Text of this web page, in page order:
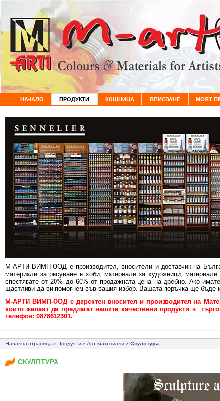
НАЧАЛО ПРОДУКТИ КОШНИЦА ВПИСВАНЕ МОЯТ
М-АРТИ ВИМП-ООД e производител, вносители и доставчик на
материали за рисуване и хоби, материали за художници,
спестявате от 20% до 60% от продажната цена на дребно. Ако
щастливи да ви помогнем във вашия избор. Вашата поръчка ще бъде
М-АРТИ ВИМП-ООД е директен вносител и производител на
които желаят да предлагат нашите качествени продукти в
телефон: 0878612301.
Начална страница > Продукти > Арт материали > Скулптура
СКУЛПТУРА